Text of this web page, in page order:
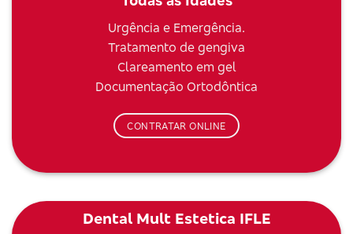
Urgência e Emergência.
Tratamento de gengiva
Clareamento em gel
Documentação Ortodôntica
CONTRATAR ONLINE
Dental Mult Estetica IFLE